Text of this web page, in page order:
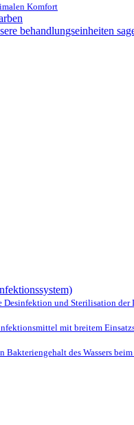
Komfort
behandlungseinheiten
Desinfektion und Sterilisation der
mit breitem
Bakteriengehalt des Wassers